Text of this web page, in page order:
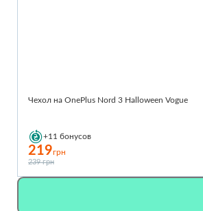
Чехол на OnePlus Nord 3 Halloween Vogue
+11 бонусов
219грн
239 грн